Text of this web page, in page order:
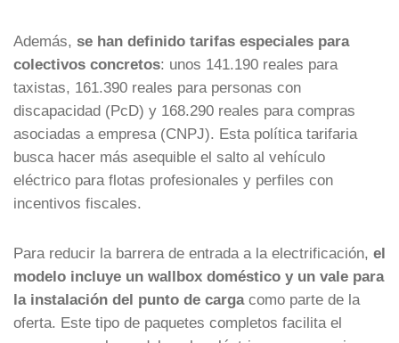
Además, se han definido tarifas especiales para
colectivos concretos: unos 141.190 reales para
taxistas, 161.390 reales para personas con
discapacidad (PcD) y 168.290 reales para compras
asociadas a empresa (CNPJ). Esta política tarifaria
busca hacer más asequible el salto al vehículo
eléctrico para flotas profesionales y perfiles con
incentivos fiscales.
Para reducir la barrera de entrada a la electrificación, el
modelo incluye un wallbox doméstico y un vale para
la instalación del punto de cargacomo parte de la
oferta. Este tipo de paquetes completos facilita el